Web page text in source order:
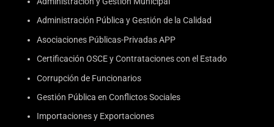
Administración Pública y Gestión de la Calidad
Asociaciones Públicas-Privadas APP
Certificación OSCE y Contrataciones con el Estado
Corrupción de Funcionarios
Gestión Pública en Conflictos Sociales
Importaciones y Exportaciones